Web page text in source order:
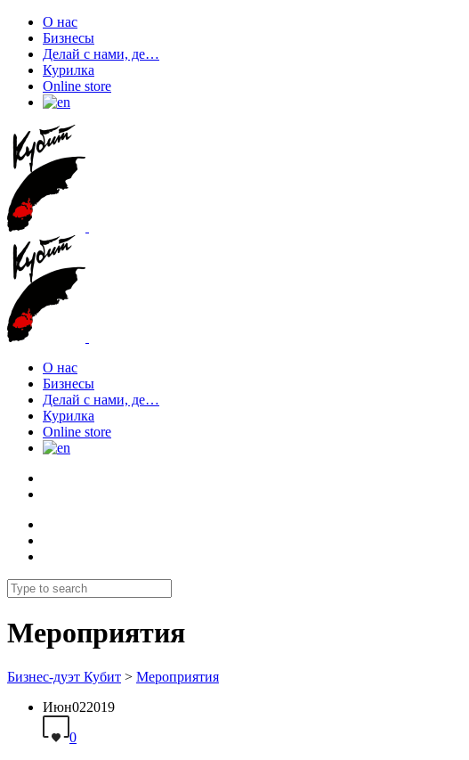
О нас
Бизнесы
Делай с нами, де…
Курилка
Online store
О нас
Бизнесы
Делай с нами, де…
Курилка
Online store
Мероприятия
Бизнес-дуэт Кубит > Мероприятия
Июн022019
0